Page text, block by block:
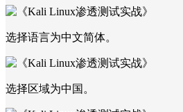
选择语言为中文简体。
选择区域为中国。